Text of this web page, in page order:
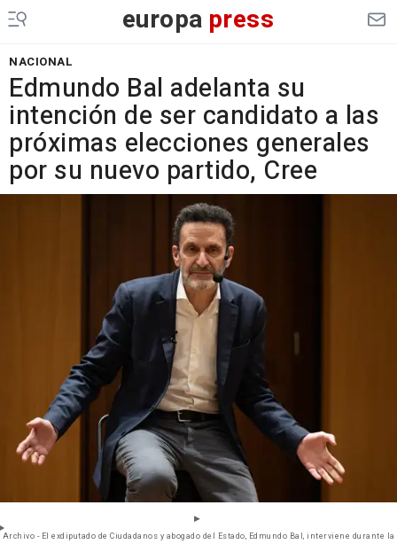
europa press
NACIONAL
Edmundo Bal adelanta su
intención de ser candidato a las
próximas elecciones generales
por su nuevo partido, Cree
Archivo - El exdiputado de Ciudadanos y abogado del Estado, Edmundo Bal, interviene durante la